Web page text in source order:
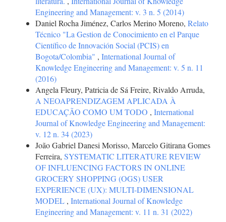
Engineering and Management: v. 3 n. 5 (2014)
Daniel Rocha Jiménez, Carlos Merino Moreno, Relato
Técnico "La Gestion de Conocimiento en el Parque
Científico de Innovación Social (PCIS) en
Bogota/Colombia" , International Journal of
Knowledge Engineering and Management: v. 5 n. 11
(2016)
Angela Fleury, Patricia de Sá Freire, Rivaldo Arruda,
A NEOAPRENDIZAGEM APLICADA À
EDUCAÇÃO COMO UM TODO , International
Journal of Knowledge Engineering and Management:
v. 12 n. 34 (2023)
João Gabriel Danesi Morisso, Marcelo Gitirana Gomes
Ferreira, SYSTEMATIC LITERATURE REVIEW
OF INFLUENCING FACTORS IN ONLINE
GROCERY SHOPPING (OGS) USER
EXPERIENCE (UX): MULTI-DIMENSIONAL
MODEL , International Journal of Knowledge
Engineering and Management: v. 11 n. 31 (2022)